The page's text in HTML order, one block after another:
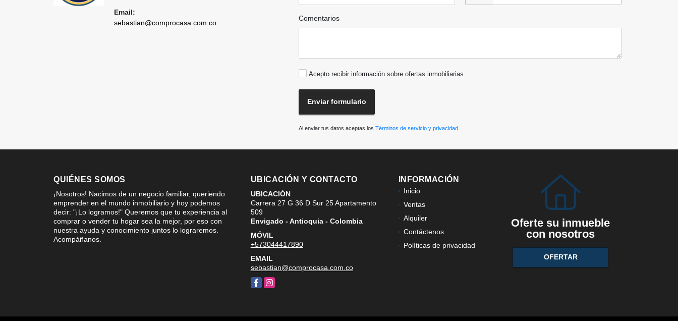
Email:
sebastian@comprocasa.com.co
Comentarios
Acepto recibir información sobre ofertas inmobiliarias
Enviar formulario
Al enviar tus datos aceptas los Términos de servicio y privacidad
QUIÉNES SOMOS
¡Nosotros! Nacimos de un negocio familiar, queriendo
emprender en el mundo inmobiliario y hoy podemos
decir: "¡Lo logramos!" Queremos que tu experiencia al
comprar o vender tu hogar sea la mejor, por eso con
nuestra ayuda y conocimiento juntos lo lograremos.
Acompáñanos.
UBICACIÓN Y CONTACTO
UBICACIÓN
Carrera 27 G 36 D Sur 25 Apartamento
509
Envigado - Antioquia - Colombia
MÓVIL
+573044417890
EMAIL
sebastian@comprocasa.com.co
FacebookInstagram
INFORMACIÓN
Inicio
Ventas
Alquiler
Contáctenos
Políticas de privacidad
Oferte su inmueble
con nosotros
OFERTAR